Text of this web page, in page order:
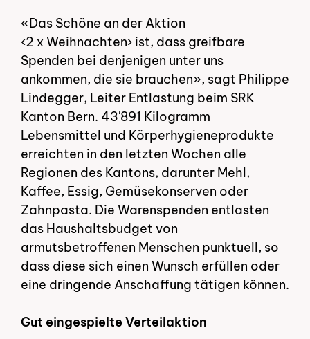
«Das Schöne an der Aktion
‹2 x Weihnachten› ist, dass greifbare
Spenden bei denjenigen unter uns
ankommen, die sie brauchen», sagt Philippe
Lindegger, Leiter Entlastung beim SRK
Kanton Bern. 43'891 Kilogramm
Lebensmittel und Körperhygieneprodukte
erreichten in den letzten Wochen alle
Regionen des Kantons, darunter Mehl,
Kaffee, Essig, Gemüsekonserven oder
Zahnpasta. Die Warenspenden entlasten
das Haushaltsbudget von
armutsbetroffenen Menschen punktuell, so
dass diese sich einen Wunsch erfüllen oder
eine dringende Anschaffung tätigen können.
Gut eingespielte Verteilaktion